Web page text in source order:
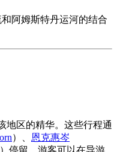
阿姆斯特丹运河的结合
地区的精华。这些行程通
）、 恩克惠岑
停留。游客可以在导游